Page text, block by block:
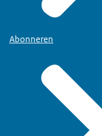
Abonneren